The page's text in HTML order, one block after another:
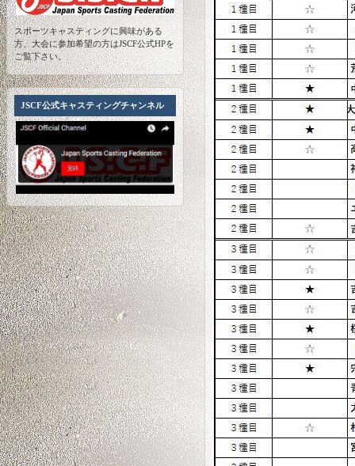
スポーツキャスティングに興味がある
方、大会に参加希望の方はJSCF公式HPを
ご覧下さい。
JSCF公式キャスティングチャンネル